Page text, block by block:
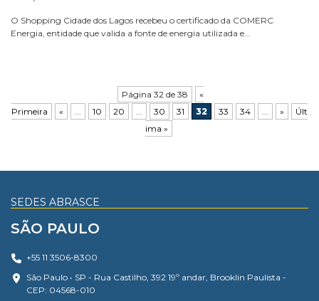
O Shopping Cidade dos Lagos recebeu o certificado da COMERC
Energia, entidade que valida a fonte de energia utilizada e…
Página 32 de 38
«
Primeira
« ... 10 20 ... 30 31 32 33 34 ... »
Últ
ima »
SEDES ABRASCE
SÃO PAULO
+55 11 3506-8300
São Paulo • SP - Rua Castilho, 392 19º andar, Brooklin Paulista -
CEP: 04568-010